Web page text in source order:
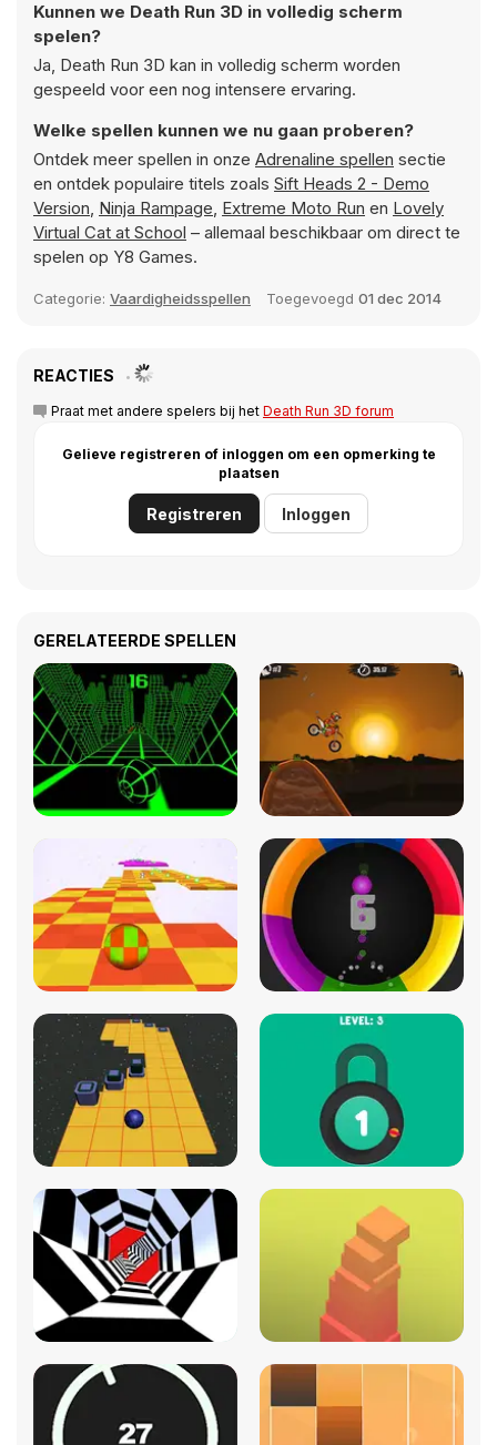
Kunnen we Death Run 3D in volledig scherm
spelen?
Ja, Death Run 3D kan in volledig scherm worden
gespeeld voor een nog intensere ervaring.
Welke spellen kunnen we nu gaan proberen?
Ontdek meer spellen in onze Adrenaline spellen sectie
en ontdek populaire titels zoals Sift Heads 2 - Demo
Version, Ninja Rampage, Extreme Moto Run en Lovely
Virtual Cat at School – allemaal beschikbaar om direct te
spelen op Y8 Games.
Categorie: Vaardigheidsspellen Toegevoegd 01 dec 2014
REACTIES
Praat met andere spelers bij het Death Run 3D forum
Gelieve registreren of inloggen om een opmerking te
plaatsen
Registreren Inloggen
GERELATEERDE SPELLEN